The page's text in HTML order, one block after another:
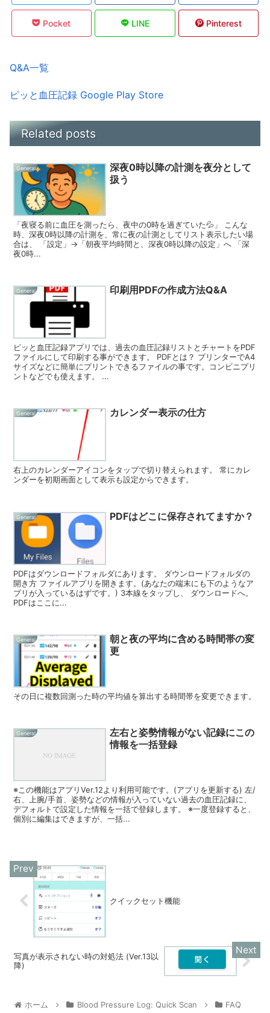
Pocket LINE Pinterest
Q&A一覧
ピッと血圧記録 Google Play Store
Related posts
General
深夜0時以降の計測を夜分として
扱う
「夜寝る前に血圧を測ったら、夜中の0時を過ぎていた💦」 こんな
時、深夜0時以降の計測を、常に夜の計測としてリスト表示したい場
合は、 「設定」→「朝夜平均時間と、深夜0時以降の設定」へ 「深
夜0時...
General 印刷用PDFの作成方法Q&A
ピッと血圧記録アプリでは、過去の血圧記録リストとチャートをPDF
ファイルにして印刷する事ができます。 PDFとは？ プリンターでA4
サイズなどに簡単にプリントできるファイルの事です。コンビニプリ
ントなどでも使えます。 ...
General カレンダー表示の仕方
右上のカレンダーアイコンをタップで切り替えられます。 常にカレ
ンダーを初期画面として表示も設定からできます。
General PDFはどこに保存されてますか？
PDFはダウンロードフォルダにあります。 ダウンロードフォルダの
開き方 ファイルアプリを開きます。(あなたの端末にも下のようなア
プリが入っているはずです。) 3本線をタップし、 ダウンロードへ。
PDFはここに...
General
朝と夜の平均に含める時間帯の変
更
その日に複数回測った時の平均値を算出する時間帯を変更できます。
General
左右と姿勢情報がない記録にこの
情報を一括登録
※この機能はアプリVer.12より利用可能です。(アプリを更新する) 左/
右、上腕/手首、姿勢などの情報が入っていない過去の血圧記録に、
デフォルトで設定した情報を一括で登録します。 ※一度登録すると、
個別に編集はできますが、一括...
クイックセット機能
写真が表示されない時の対処法 (Ver.13以
降)
ホーム Blood Pressure Log: Quick Scan
FAQ